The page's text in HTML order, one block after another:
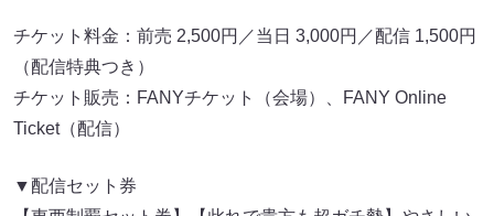
チケット料金：前売 2,500円／当日 3,000円／配信 1,500円
（配信特典つき）
チケット販売：FANYチケット（会場）、FANY Online
Ticket（配信）
▼配信セット券